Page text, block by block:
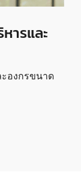
ารและ
ะองกรขนาด